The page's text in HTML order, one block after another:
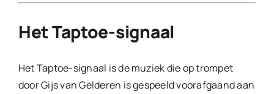
Het Taptoe-signaal
Het Taptoe-signaal is de muziek die op trompet
door Gijs van Gelderen is gespeeld voorafgaand aan